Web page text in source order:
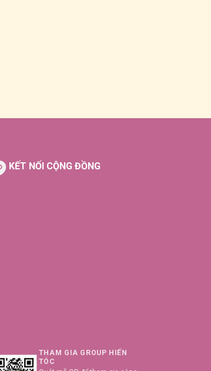
KẾT NỐI CỘNG ĐỒNG
THAM GIA GROUP HIẾN
TÓC